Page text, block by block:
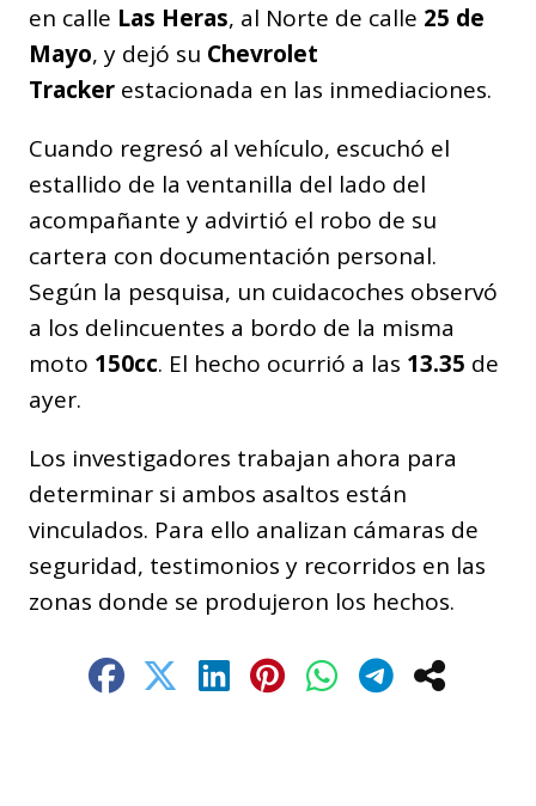
en calle Las Heras, al Norte de calle 25 de
Mayo, y dejó su Chevrolet
Tracker estacionada en las inmediaciones.
Cuando regresó al vehículo, escuchó el
estallido de la ventanilla del lado del
acompañante y advirtió el robo de su
cartera con documentación personal.
Según la pesquisa, un cuidacoches observó
a los delincuentes a bordo de la misma
moto 150cc. El hecho ocurrió a las 13.35 de
ayer.
Los investigadores trabajan ahora para
determinar si ambos asaltos están
vinculados. Para ello analizan cámaras de
seguridad, testimonios y recorridos en las
zonas donde se produjeron los hechos.